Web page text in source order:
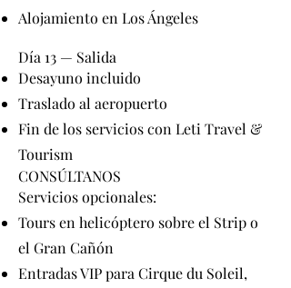
Alojamiento en Los Ángeles
Día 13 — Salida
Desayuno incluido
Traslado al aeropuerto
Fin de los servicios con Leti Travel &
Tourism
CONSÚLTANOS
Servicios opcionales:
Tours en helicóptero sobre el Strip o
el Gran Cañón
Entradas VIP para Cirque du Soleil,